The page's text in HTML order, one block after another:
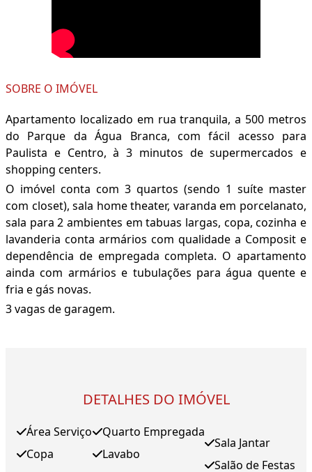
SOBRE O IMÓVEL
Apartamento localizado em rua tranquila, a 500 metros
do Parque da Água Branca, com fácil acesso para
Paulista e Centro, à 3 minutos de supermercados e
shopping centers.
O imóvel conta com 3 quartos (sendo 1 suíte master
com closet), sala home theater, varanda em porcelanato,
sala para 2 ambientes em tabuas largas, copa, cozinha e
lavanderia conta armários com qualidade a Composit e
dependência de empregada completa. O apartamento
ainda com armários e tubulações para água quente e
fria e gás novas.
3 vagas de garagem.
DETALHES DO IMÓVEL
Área Serviço
Copa
Quarto Empregada
Lavabo
Sala Jantar
Salão de Festas